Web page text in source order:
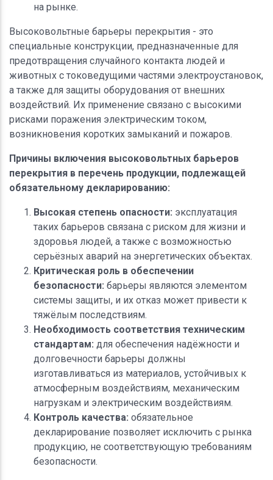
на рынке.
Высоковольтные барьеры перекрытия - это
специальные конструкции, предназначенные для
предотвращения случайного контакта людей и
животных с токоведущими частями электроустановок,
а также для защиты оборудования от внешних
воздействий. Их применение связано с высокими
рисками поражения электрическим током,
возникновения коротких замыканий и пожаров.
Причины включения высоковольтных барьеров
перекрытия в перечень продукции, подлежащей
обязательному декларированию:
Высокая степень опасности: эксплуатация
таких барьеров связана с риском для жизни и
здоровья людей, а также с возможностью
серьёзных аварий на энергетических объектах.
Критическая роль в обеспечении
безопасности: барьеры являются элементом
системы защиты, и их отказ может привести к
тяжёлым последствиям.
Необходимость соответствия техническим
стандартам: для обеспечения надёжности и
долговечности барьеры должны
изготавливаться из материалов, устойчивых к
атмосферным воздействиям, механическим
нагрузкам и электрическим воздействиям.
Контроль качества: обязательное
декларирование позволяет исключить с рынка
продукцию, не соответствующую требованиям
безопасности.